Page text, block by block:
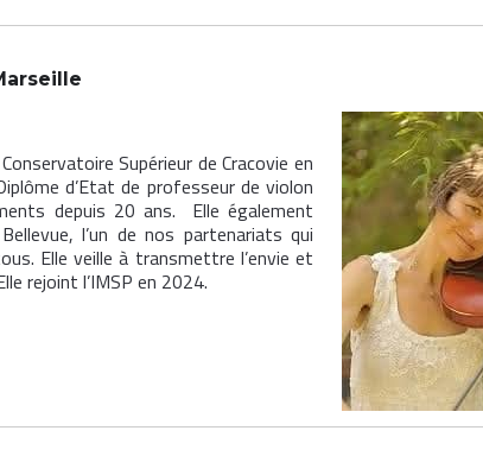
Supérieur de Cracovie en
d’Etat de professeur de violon
depuis 20 ans. Elle également
l’un de nos partenariats qui
Elle veille à transmettre l’envie et
rejoint l’IMSP en 2024.